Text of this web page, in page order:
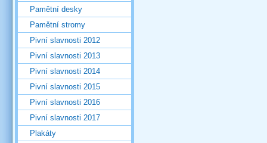
Pamětní desky
Pamětní stromy
Pivní slavnosti 2012
Pivní slavnosti 2013
Pivní slavnosti 2014
Pivní slavnosti 2015
Pivní slavnosti 2016
Pivní slavnosti 2017
Plakáty